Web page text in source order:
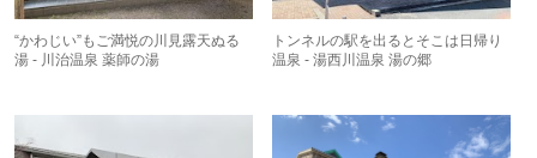
“かわじい”もご満悦の川見露天ぬる
湯 - 川治温泉 薬師の湯
トンネルの駅を出るとそこは日帰り
温泉 - 湯西川温泉 湯の郷